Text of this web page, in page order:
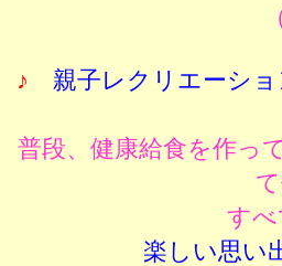
♪
親子レクリエーシ
普段、健康給食を作っ
す
楽しい思い